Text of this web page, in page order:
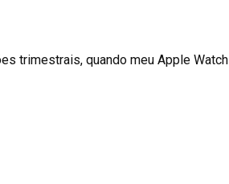
trimestrais, quando meu Apple Watch